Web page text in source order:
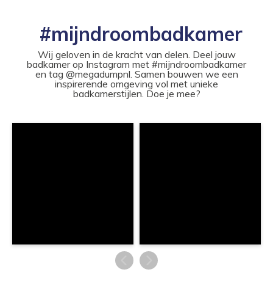
#mijndroombadkamer
Wij geloven in de kracht van delen. Deel jouw
badkamer op Instagram met #mijndroombadkamer
en tag @megadumpnl. Samen bouwen we een
inspirerende omgeving vol met unieke
badkamerstijlen. Doe je mee?